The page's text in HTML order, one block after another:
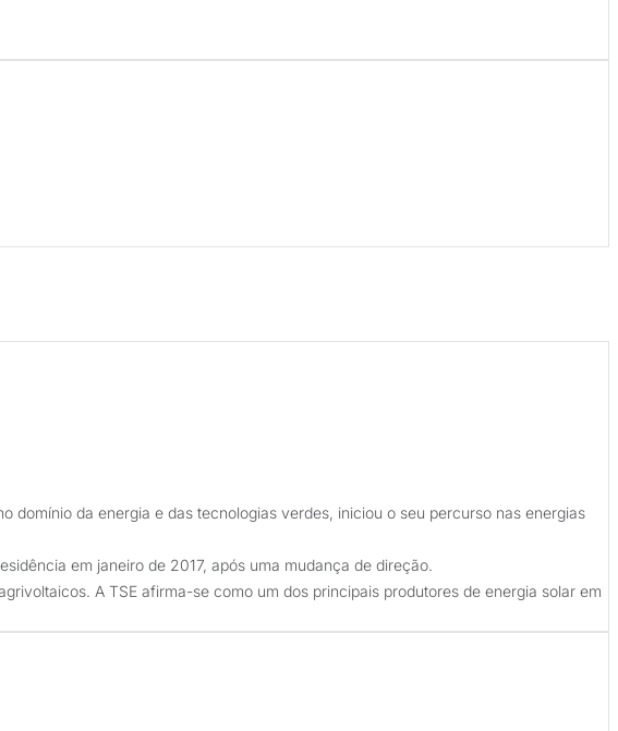
domínio da energia e das tecnologias verdes, iniciou o seu percurso nas energias
em janeiro de 2017, após uma mudança de direção.
A TSE afirma-se como um dos principais produtores de energia solar em